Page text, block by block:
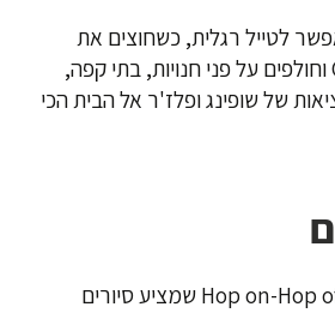
לטייל רגלית, כשחוצים את
Connecticut Avenue וחולפים על פני חנויות, בתי קפה,
של שופינג ופלז'ר אל הבית הכי
יש אוטובוס תיירים Hop on-Hop of שמציע סיורים